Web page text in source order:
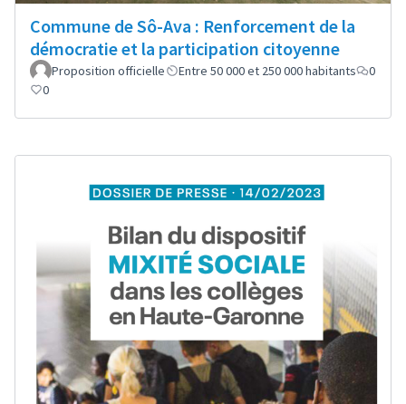
Commune de Sô-Ava : Renforcement de la
démocratie et la participation citoyenne
Proposition officielle Entre 50 000 et 250 000 habitants
0
0